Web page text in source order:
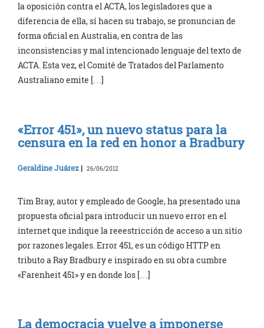
la oposición contra el ACTA, los legisladores que a
diferencia de ella, sí hacen su trabajo, se pronuncian de
forma oficial en Australia, en contra de las
inconsistencias y mal intencionado lenguaje del texto de
ACTA. Esta vez, el Comité de Tratados del Parlamento
Australiano emite […]
«Error 451», un nuevo status para la
censura en la red en honor a Bradbury
Geraldine Juárez | 26/06/2012
Tim Bray, autor y empleado de Google, ha presentado una
propuesta oficial para introducir un nuevo error en el
internet que indique la reeestricción de acceso a un sitio
por razones legales. Error 451, es un código HTTP en
tributo a Ray Bradbury e inspirado en su obra cumbre
«Farenheit 451» y en donde los […]
La democracia vuelve a imponerse